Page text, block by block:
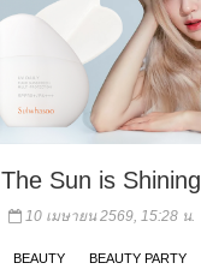
The Sun is Shining
10 เมษายน 2569, 15:28 น.
BEAUTY BEAUTY PARTY